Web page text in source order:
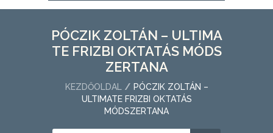
PÓCZIK ZOLTÁN – ULTIMA
TE FRIZBI OKTATÁS MÓDS
ZERTANA
KEZDŐOLDAL
PÓCZIK ZOLTÁN –
ULTIMATE FRIZBI OKTATÁS
MÓDSZERTANA